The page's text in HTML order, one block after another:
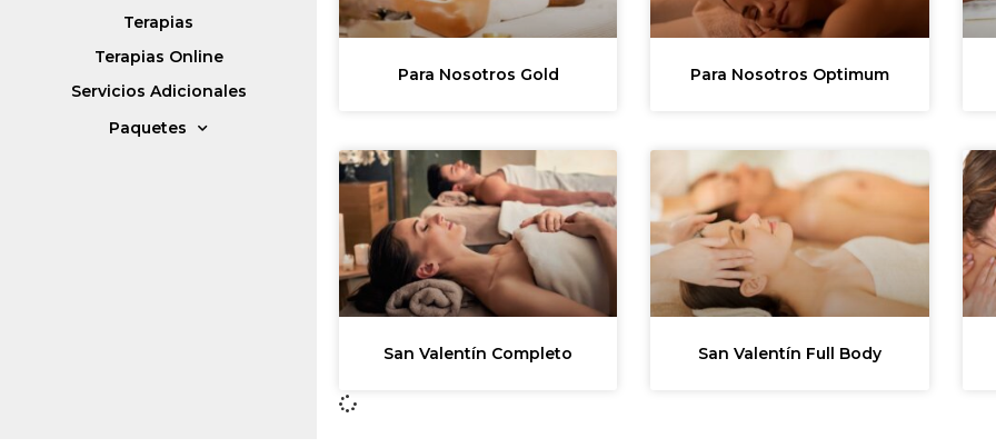
Terapias
Terapias Online
Servicios Adicionales
Paquetes
Para Nosotros Gold Para Nosotros Optimum
San Valentín Completo San Valentín Full Body